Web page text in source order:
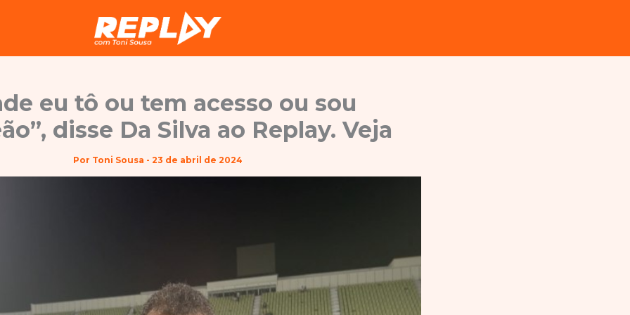
eu tô ou tem acesso ou sou
disse Da Silva ao Replay. Veja
Por Toni Sousa - 23 de abril de 2024